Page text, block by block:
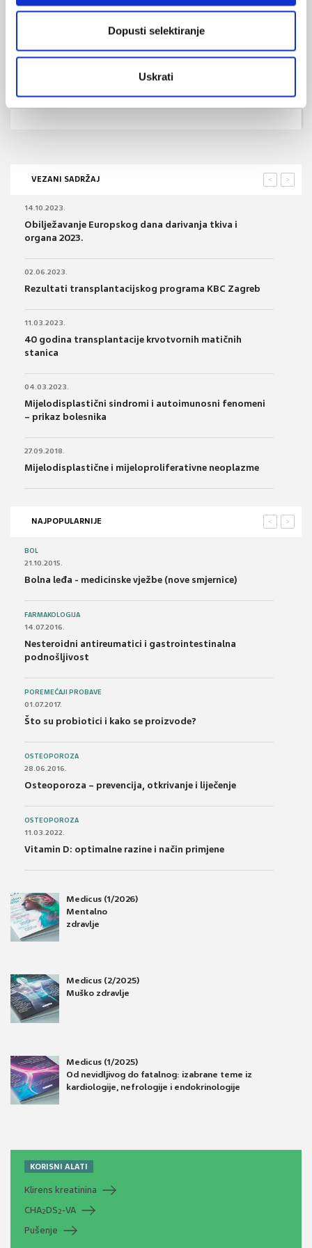
Dopusti selektiranje
Uskrati
autologna transplantacija
alogenična transplantacija
mijelodisplazija
MI SE
POVRATAK
VEZANI SADRŽAJ >
<
14.10.2023.
Obilježavanje Europskog dana darivanja tkiva i
organa 2023.
02.06.2023.
Rezultati transplantacijskog programa KBC Zagreb
11.03.2023.
40 godina transplantacije krvotvornih matičnih
stanica
04.03.2023.
Mijelodisplastični sindromi i autoimunosni fenomeni
– prikaz bolesnika
27.09.2018.
Mijelodisplastične i mijeloproliferativne neoplazme
NAJPOPULARNIJE >
<
BOL
21.10.2015.
Bolna leđa - medicinske vježbe (nove smjernice)
FARMAKOLOGIJA
14.07.2016.
Nesteroidni antireumatici i gastrointestinalna
podnošljivost
POREMEĆAJI PROBAVE
01.07.2017.
Što su probiotici i kako se proizvode?
OSTEOPOROZA
28.06.2016.
Osteoporoza – prevencija, otkrivanje i liječenje
OSTEOPOROZA
11.03.2022.
Vitamin D: optimalne razine i način primjene
Medicus (1/2026)
Mentalno
zdravlje
Medicus (2/2025)
Muško zdravlje
Medicus (1/2025)
Od nevidljivog do fatalnog: izabrane teme iz
kardiologije, nefrologije i endokrinologije
KORISNI ALATI
Klirens kreatinina
CHA2DS2-VA
Pušenje